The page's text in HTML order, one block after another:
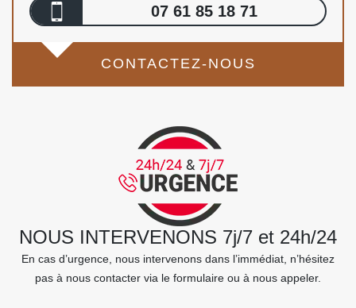
07 61 85 18 71
CONTACTEZ-NOUS
NOUS INTERVENONS 7j/7 et 24h/24
En cas d’urgence, nous intervenons dans l’immédiat, n’hésitez
pas à nous contacter via le formulaire ou à nous appeler.